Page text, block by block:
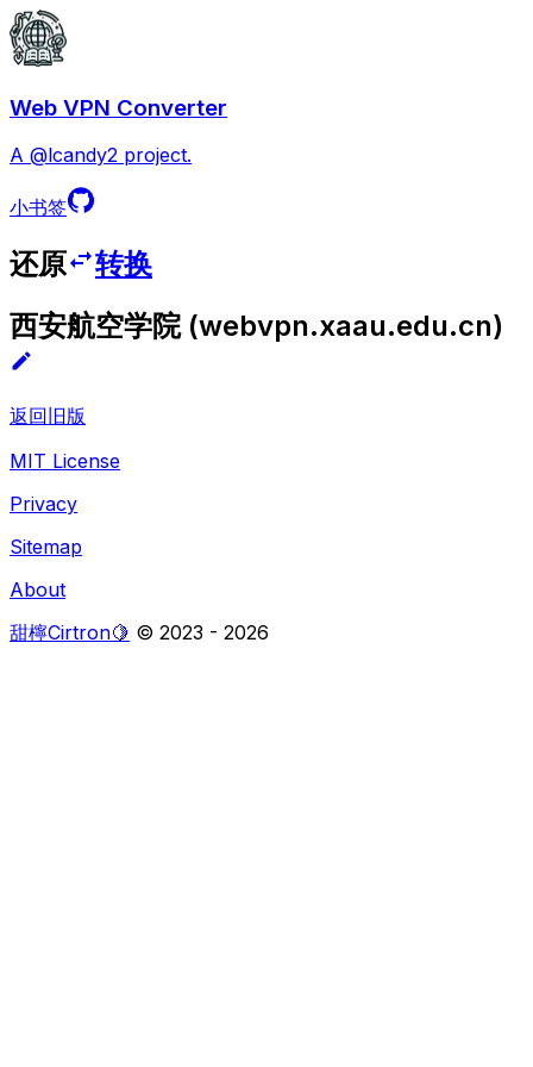
Web VPN Converter
A @lcandy2 project.
小书签
还原
转换
西安航空学院(webvpn.xaau.edu.cn)
返回旧版
MIT License
Privacy
Sitemap
About
甜檸Cirtron🍋 © 2023 - 2026